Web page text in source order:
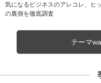
気になるビジネスのアレコレ、ヒ
の裏側を徹底調査
テーマ